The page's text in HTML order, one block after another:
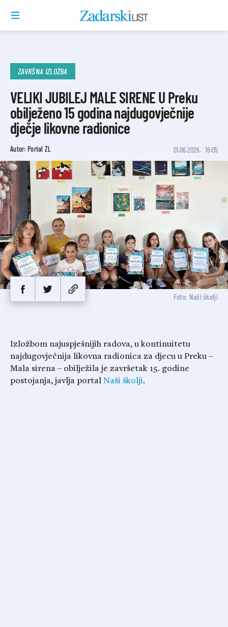
ZAVRŠNA IZLOŽBA
VELIKI JUBILEJ MALE SIRENE U Preku
obilježeno 15 godina najdugovječnije
dječje likovne radionice
Autor: Portal ZL 01.06.2026. 16:05
Foto: Naši školji
Izložbom najuspješnijih radova, u kontinuitetu
najdugovječnija likovna radionica za djecu u Preku –
Mala sirena – obilježila je završetak 15. godine
postojanja, javlja portal Naši školji.